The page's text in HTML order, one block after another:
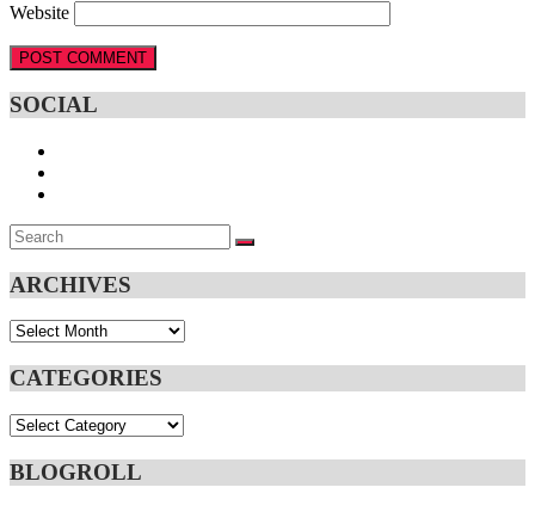
Website
SOCIAL
Search
for:
SEARCH
ARCHIVES
Archives
CATEGORIES
Categories
BLOGROLL